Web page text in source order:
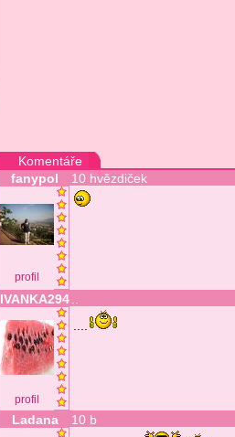
Komentáře
fanypol
10 hvězdiček
profil
IVANKA294
profil
Ladana 10 b